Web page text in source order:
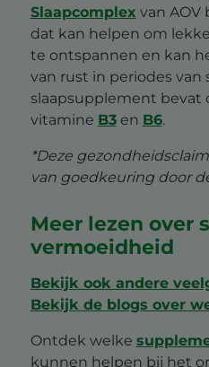
Slaapcomplex van AOV
dat kan helpen om
te ontspannen en kan
van rust in periodes van
slaapsupplement bevat
vitamine B3en B6.
*Deze
van goedkeuring door
Meer lezen over
vermoeidheid
Bekijk ook andere
Bekijk de blogs over
Ontdek welke
kunnen helpen bij het